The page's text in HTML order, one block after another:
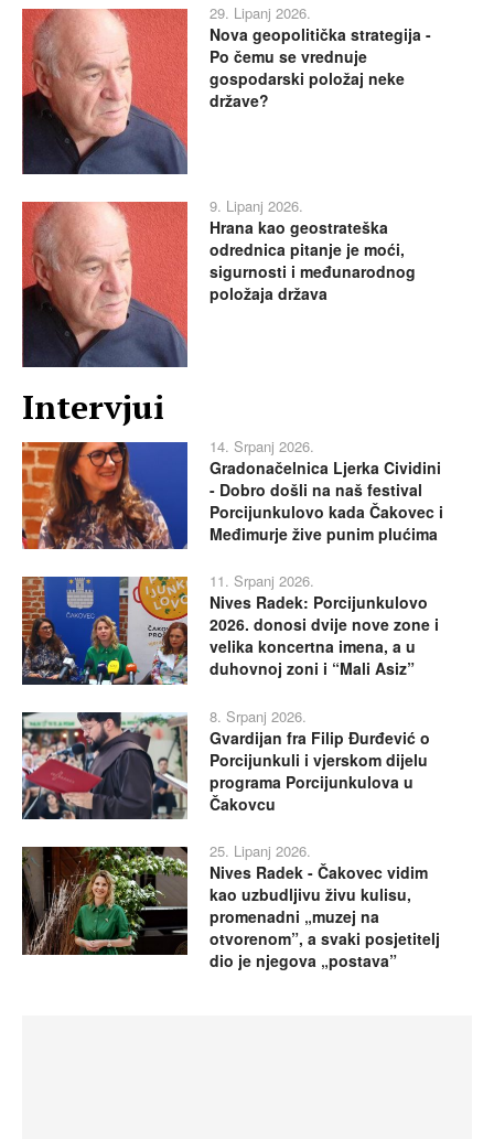
29. Lipanj 2026.
Nova geopolitička strategija -
Po čemu se vrednuje
gospodarski položaj neke
države?
9. Lipanj 2026.
Hrana kao geostrateška
odrednica pitanje je moći,
sigurnosti i međunarodnog
položaja država
Intervjui
14. Srpanj 2026.
Gradonačelnica Ljerka Cividini
- Dobro došli na naš festival
Porcijunkulovo kada Čakovec i
Međimurje žive punim plućima
11. Srpanj 2026.
Nives Radek: Porcijunkulovo
2026. donosi dvije nove zone i
velika koncertna imena, a u
duhovnoj zoni i “Mali Asiz”
8. Srpanj 2026.
Gvardijan fra Filip Đurđević o
Porcijunkuli i vjerskom dijelu
programa Porcijunkulova u
Čakovcu
25. Lipanj 2026.
Nives Radek - Čakovec vidim
kao uzbudljivu živu kulisu,
promenadni „muzej na
otvorenom”, a svaki posjetitelj
dio je njegova „postava”